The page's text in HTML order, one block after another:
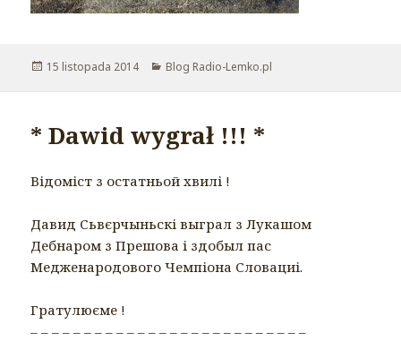
Opublikowano
15 listopada 2014 Kategorie
Blog Radio-Lemko.pl
* Dawid wygrał !!! *
Відоміст з остатньой хвилі !
Давид Сьвєрчыньскі выграл з Лукашом
Дебнаром з Прешова і здобыл пас
Медженародового Чемпіона Словациі.
Гратулюєме !
– – – – – – – – – – – – – – – – – – – – – – – – – –